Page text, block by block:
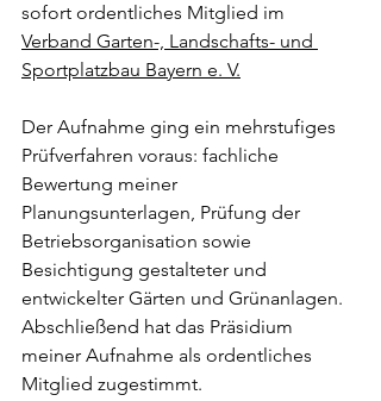
sofort ordentliches Mitglied im
Verband Garten-, Landschafts- und
Sportplatzbau Bayern e. V.
Der Aufnahme ging ein mehrstufiges
Prüfverfahren voraus: fachliche
Bewertung meiner
Planungsunterlagen, Prüfung der
Betriebsorganisation sowie
Besichtigung gestalteter und
entwickelter Gärten und Grünanlagen.
Abschließend hat das Präsidium
meiner Aufnahme als ordentliches
Mitglied zugestimmt.